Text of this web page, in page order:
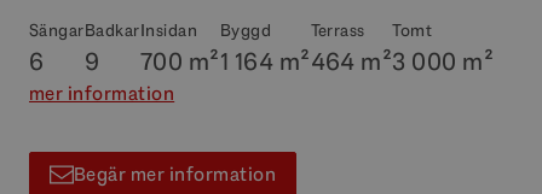
Sängar
6
Badkar
9
Insidan
700 m²
Byggd
1 164 m²
Terrass
464 m²
Tomt
3 000 m²
mer information
Begär mer information